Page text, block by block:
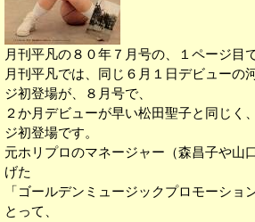
月刊平凡の８０年７月号の、１ページ目で
月刊平凡では、同じ６月１日デビューの
ジ初登場が、８月号で、
２か月デビューが早い松田聖子と同じく
ジ初登場です。
元ホリプロのマネージャー（森昌子や山
げた
「ゴールデンミュージックプロモーショ
とって、